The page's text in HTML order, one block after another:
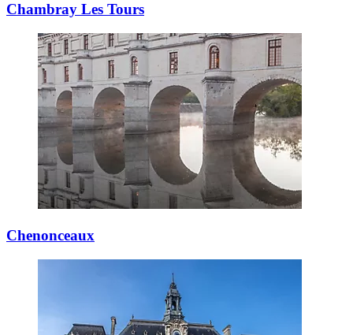
Chambray Les Tours
Chenonceaux